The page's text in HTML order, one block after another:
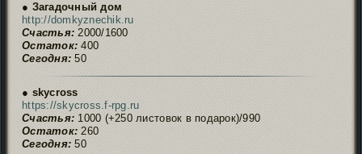
● Загадочный дом
http://domkyznechik.ru
Счастья: 2000/1600
Остаток: 400
Сегодня: 50
● skycross
https://skycross.f-rpg.ru
Счастья: 1000 (+250 листовок в подарок)/990
Остаток: 260
Сегодня: 50